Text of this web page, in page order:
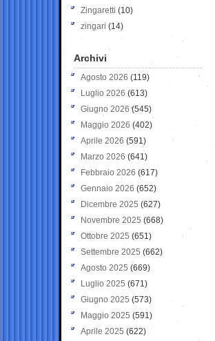
Zingaretti (10)
zingari (14)
Archivi
Agosto 2026 (119)
Luglio 2026 (613)
Giugno 2026 (545)
Maggio 2026 (402)
Aprile 2026 (591)
Marzo 2026 (641)
Febbraio 2026 (617)
Gennaio 2026 (652)
Dicembre 2025 (627)
Novembre 2025 (668)
Ottobre 2025 (651)
Settembre 2025 (662)
Agosto 2025 (669)
Luglio 2025 (671)
Giugno 2025 (573)
Maggio 2025 (591)
Aprile 2025 (622)